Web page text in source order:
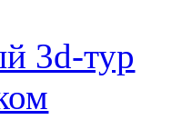
3d-тур